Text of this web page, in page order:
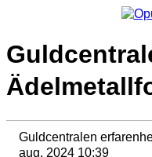
Guldcentralen
aug, 2024 10:39